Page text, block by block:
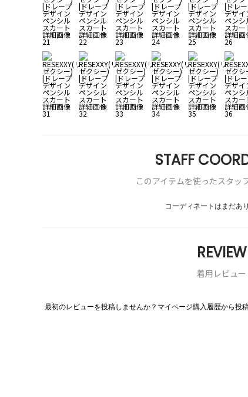
STAFF
このアイテムを使ったスタッ
コーディネートはまだあ
REVIEW
着用レビュー
最初のレビューを投稿しませんか？マイページ購入履歴から投